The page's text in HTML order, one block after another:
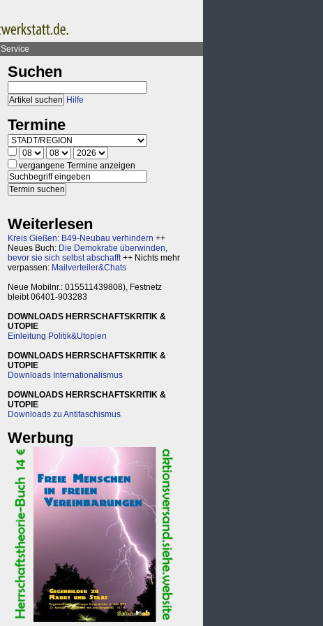
Service
Suchen
Hilfe
Termine
vergangene Termine anzeigen
Weiterlesen
Kreis Gießen: B49-Neubau verhindern ++
Neues Buch: Die Demokratie überwinden,
bevor sie sich selbst abschafft++ Nichts mehr
verpassen: Mailverteiler&Chats
Neue Mobilnr.: 015511439808), Festnetz
bleibt 06401-903283
DOWNLOADS HERRSCHAFTSKRITIK &
UTOPIE
Einleitung Politik&Utopien
DOWNLOADS HERRSCHAFTSKRITIK &
UTOPIE
Downloads Internationalismus
DOWNLOADS HERRSCHAFTSKRITIK &
UTOPIE
Downloads zu Antifaschismus
Werbung